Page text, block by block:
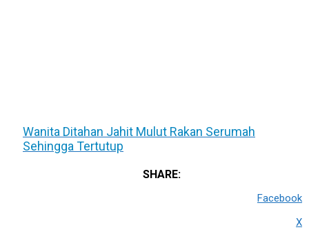
Wanita Ditahan Jahit Mulut Rakan Serumah
Sehingga Tertutup
SHARE:
Facebook
X